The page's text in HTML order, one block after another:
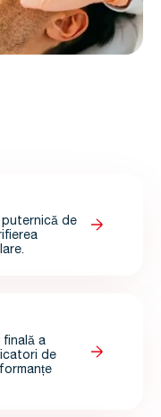
puternică de
finală a
de